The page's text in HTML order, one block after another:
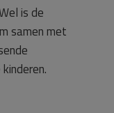
is de
samen met